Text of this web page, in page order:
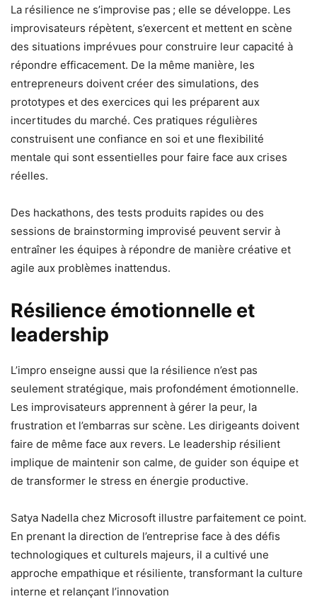
La résilience ne s’improvise pas ; elle se développe. Les
improvisateurs répètent, s’exercent et mettent en scène
des situations imprévues pour construire leur capacité à
répondre efficacement. De la même manière, les
entrepreneurs doivent créer des simulations, des
prototypes et des exercices qui les préparent aux
incertitudes du marché. Ces pratiques régulières
construisent une confiance en soi et une flexibilité
mentale qui sont essentielles pour faire face aux crises
réelles.
Des hackathons, des tests produits rapides ou des
sessions de brainstorming improvisé peuvent servir à
entraîner les équipes à répondre de manière créative et
agile aux problèmes inattendus.
Résilience émotionnelle et
leadership
L’impro enseigne aussi que la résilience n’est pas
seulement stratégique, mais profondément émotionnelle.
Les improvisateurs apprennent à gérer la peur, la
frustration et l’embarras sur scène. Les dirigeants doivent
faire de même face aux revers. Le leadership résilient
implique de maintenir son calme, de guider son équipe et
de transformer le stress en énergie productive.
Satya Nadella chez Microsoft illustre parfaitement ce point.
En prenant la direction de l’entreprise face à des défis
technologiques et culturels majeurs, il a cultivé une
approche empathique et résiliente, transformant la culture
interne et relançant l’innovation